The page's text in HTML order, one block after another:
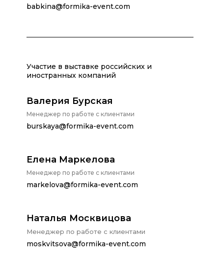
Участие в выставке российских и
иностранных компаний
babkina@formika-event.com
burskaya@formika-event.com
Менеджер по работе с клиентами
Валерия Бурская
moskvitsova@formika-event.com
Менеджер по работе с клиентами
Наталья Москвицова
markelova@formika-event.com
Менеджер по работе с клиентами
Елена Маркелова